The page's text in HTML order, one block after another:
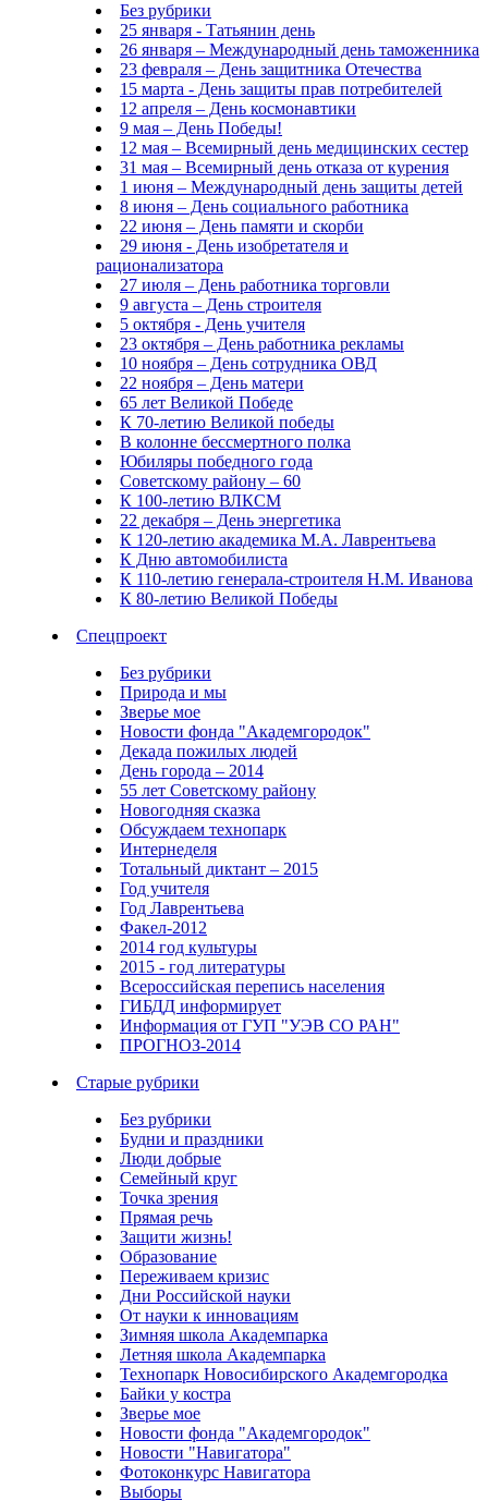
Без рубрики
25 января - Татьянин день
26 января – Международный день таможенника
23 февраля – День защитника Отечества
15 марта - День защиты прав потребителей
12 апреля – День космонавтики
9 мая – День Победы!
12 мая – Всемирный день медицинских сестер
31 мая – Всемирный день отказа от курения
1 июня – Международный день защиты детей
8 июня – День социального работника
22 июня – День памяти и скорби
29 июня - День изобретателя и
рационализатора
27 июля – День работника торговли
9 августа – День строителя
5 октября - День учителя
23 октября – День работника рекламы
10 ноября – День сотрудника ОВД
22 ноября – День матери
65 лет Великой Победе
К 70-летию Великой победы
В колонне бессмертного полка
Юбиляры победного года
Советскому району – 60
К 100-летию ВЛКСМ
22 декабря – День энергетика
К 120-летию академика М.А. Лаврентьева
К Дню автомобилиста
К 110-летию генерала-строителя Н.М. Иванова
К 80-летию Великой Победы
Спецпроект
Без рубрики
Природа и мы
Зверье мое
Новости фонда "Академгородок"
Декада пожилых людей
День города – 2014
55 лет Советскому району
Новогодняя сказка
Обсуждаем технопарк
Интернеделя
Тотальный диктант – 2015
Год учителя
Год Лаврентьева
Факел-2012
2014 год культуры
2015 - год литературы
Всероссийская перепись населения
ГИБДД информирует
Информация от ГУП "УЭВ СО РАН"
ПРОГНОЗ-2014
Старые рубрики
Без рубрики
Будни и праздники
Люди добрые
Семейный круг
Точка зрения
Прямая речь
Защити жизнь!
Образование
Переживаем кризис
Дни Российской науки
От науки к инновациям
Зимняя школа Академпарка
Летняя школа Академпарка
Технопарк Новосибирского Академгородка
Байки у костра
Зверье мое
Новости фонда "Академгородок"
Новости "Навигатора"
Фотоконкурс Навигатора
Выборы